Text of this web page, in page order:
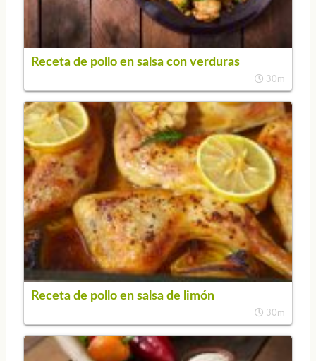
Receta de pollo en salsa con verduras
30m
Receta de pollo en salsa de limón
30m